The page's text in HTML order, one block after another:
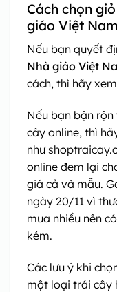
Cách chọn
giáo Việt
Nếu bạn quyết
Nhà giáo Việt
cách, thì hãy
Nếu bạn bận
cây online, thì
như
online đem lại
giá cả và mẫu.
ngày 20/11 vì
mua nhiều nên
kém.
Các lưu ý khi
một loại trái cây